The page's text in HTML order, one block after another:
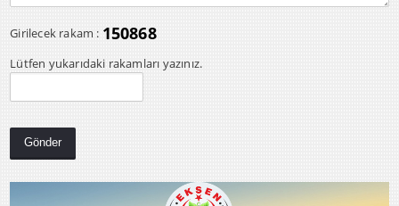
Girilecek rakam : 150868
Lütfen yukarıdaki rakamları yazınız.